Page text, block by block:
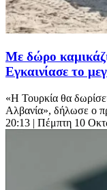
Με δώρο
Εγκαινίασε το
«Η Τουρκία θα
Αλβανία», δήλωσε ο
20:13 | Πέμπτη 10